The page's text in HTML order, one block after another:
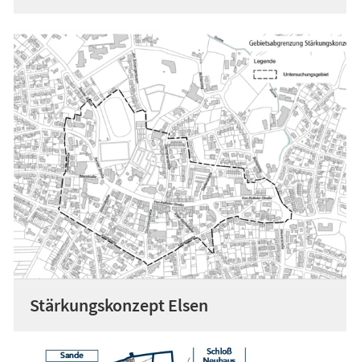
Stärkungskonzept Elsen